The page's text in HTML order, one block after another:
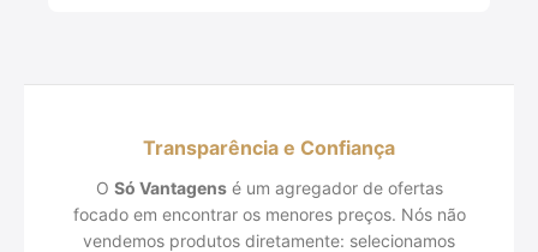
Transparência e Confiança
O Só Vantagensé um agregador de ofertas
focado em encontrar os menores preços. Nós não
vendemos produtos diretamente: selecionamos